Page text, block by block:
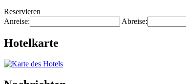
Reservieren
Anreise:
Abreise:
Hotelkarte